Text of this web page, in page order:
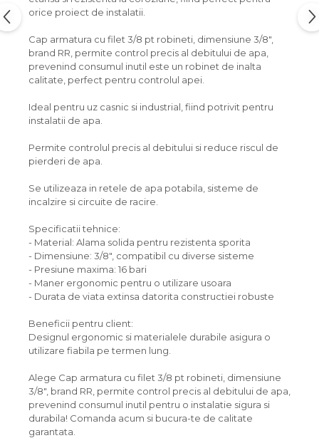
orice proiect de instalatii.
Cap armatura cu filet 3/8 pt robineti, dimensiune 3/8",
brand RR, permite control precis al debitului de apa,
prevenind consumul inutil este un robinet de inalta
calitate, perfect pentru controlul apei.
Ideal pentru uz casnic si industrial, fiind potrivit pentru
instalatii de apa.
Permite controlul precis al debitului si reduce riscul de
pierderi de apa.
Se utilizeaza in retele de apa potabila, sisteme de
incalzire si circuite de racire.
Specificatii tehnice:
- Material: Alama solida pentru rezistenta sporita
- Dimensiune: 3/8", compatibil cu diverse sisteme
- Presiune maxima: 16 bari
- Maner ergonomic pentru o utilizare usoara
- Durata de viata extinsa datorita constructiei robuste
Beneficii pentru client:
Designul ergonomic si materialele durabile asigura o
utilizare fiabila pe termen lung.
Alege Cap armatura cu filet 3/8 pt robineti, dimensiune
3/8", brand RR, permite control precis al debitului de apa,
prevenind consumul inutil pentru o instalatie sigura si
durabila! Comanda acum si bucura-te de calitate
garantata.